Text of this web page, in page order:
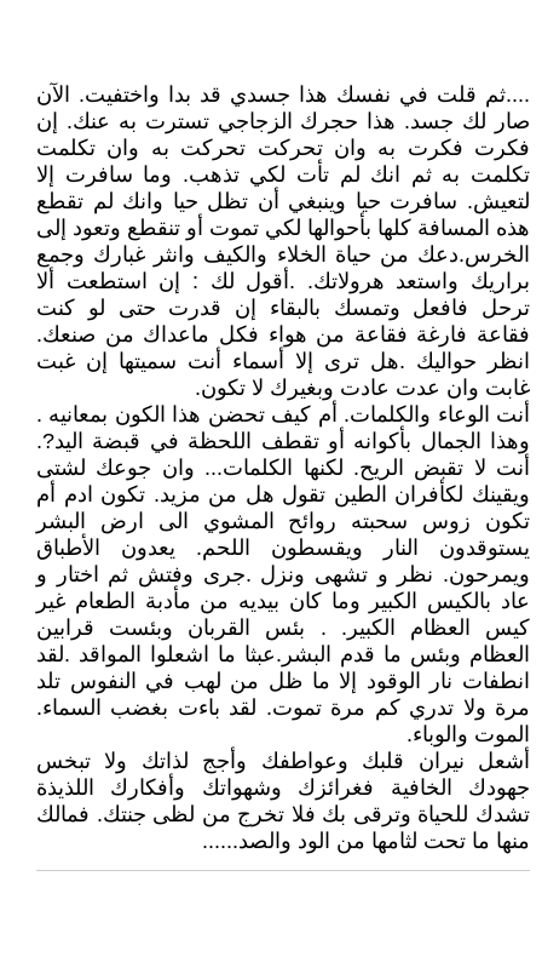
....ثم قلت في نفسك هذا جسدي قد بدا واختفيت. الآن
صار لك جسد. هذا حجرك الزجاجي تسترت به عنك. إن
فكرت فكرت به وان تحركت تحركت به وان تكلمت
تكلمت به ثم انك لم تأت لكي تذهب. وما سافرت إلا
لتعيش. سافرت حيا وينبغي أن تظل حيا وانك لم تقطع
هذه المسافة كلها بأحوالها لكي تموت أو تنقطع وتعود إلى
الخرس.دعك من حياة الخلاء والكيف وانثر غبارك وجمع
براريك واستعد هرولاتك. .أقول لك : إن استطعت ألا
ترحل فافعل وتمسك بالبقاء إن قدرت حتى لو كنت
فقاعة فارغة فقاعة من هواء فكل ماعداك من صنعك.
انظر حواليك .هل ترى إلا أسماء أنت سميتها إن غبت
غابت وان عدت عادت وبغيرك لا تكون.
أنت الوعاء والكلمات. أم كيف تحضن هذا الكون بمعانيه .
وهذا الجمال بأكوانه أو تقطف اللحظة في قبضة اليد?.
أنت لا تقبض الريح. لكنها الكلمات... وان جوعك لشتى
ويقينك لكأفران الطين تقول هل من مزيد. تكون ادم أم
تكون زوس سحبته روائح المشوي الى ارض البشر
يستوقدون النار ويقسطون اللحم. يعدون الأطباق
ويمرحون. نظر و تشهى ونزل .جرى وفتش ثم اختار و
عاد بالكيس الكبير وما كان بيديه من مأدبة الطعام غير
كيس العظام الكبير. . بئس القربان وبئست قرابين
العظام وبئس ما قدم البشر.عبثا ما اشعلوا المواقد .لقد
انطفات نار الوقود إلا ما ظل من لهب في النفوس تلد
مرة ولا تدري كم مرة تموت. لقد باءت بغضب السماء.
الموت والوباء.
أشعل نيران قلبك وعواطفك وأجج لذاتك ولا تبخس
جهودك الخافية فغرائزك وشهواتك وأفكارك اللذيذة
تشدك للحياة وترقى بك فلا تخرج من لظى جنتك. فمالك
منها ما تحت لثامها من الود والصد......